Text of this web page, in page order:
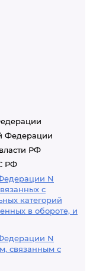
Федерации
РФ
РФ
N
с
категорий
в обороте, и
N
связанным с